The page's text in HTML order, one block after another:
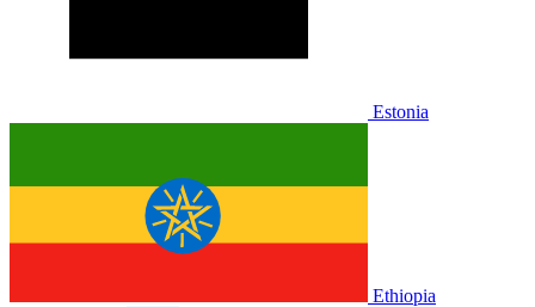
Estonia
Ethiopia